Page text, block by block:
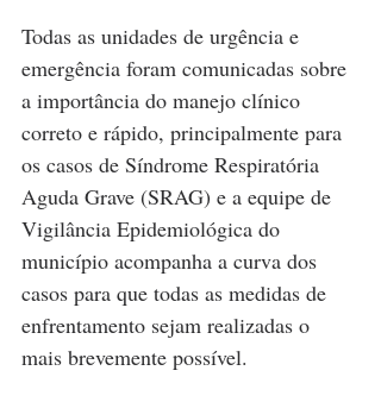
Todas as unidades de urgência e
emergência foram comunicadas sobre
a importância do manejo clínico
correto e rápido, principalmente para
os casos de Síndrome Respiratória
Aguda Grave (SRAG) e a equipe de
Vigilância Epidemiológica do
município acompanha a curva dos
casos para que todas as medidas de
enfrentamento sejam realizadas o
mais brevemente possível.